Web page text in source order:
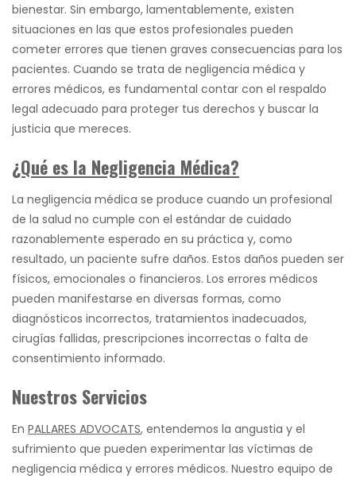
bienestar. Sin embargo, lamentablemente, existen
situaciones en las que estos profesionales pueden
cometer errores que tienen graves consecuencias para los
pacientes. Cuando se trata de negligencia médica y
errores médicos, es fundamental contar con el respaldo
legal adecuado para proteger tus derechos y buscar la
justicia que mereces.
¿Qué es la Negligencia Médica?
La negligencia médica se produce cuando un profesional
de la salud no cumple con el estándar de cuidado
razonablemente esperado en su práctica y, como
resultado, un paciente sufre daños. Estos daños pueden ser
físicos, emocionales o financieros. Los errores médicos
pueden manifestarse en diversas formas, como
diagnósticos incorrectos, tratamientos inadecuados,
cirugías fallidas, prescripciones incorrectas o falta de
consentimiento informado.
Nuestros Servicios
En PALLARES ADVOCATS, entendemos la angustia y el
sufrimiento que pueden experimentar las víctimas de
negligencia médica y errores médicos. Nuestro equipo de